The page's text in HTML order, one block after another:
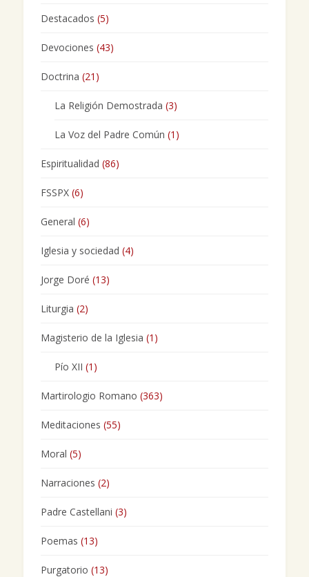
Destacados (5)
Devociones (43)
Doctrina (21)
La Religión Demostrada (3)
La Voz del Padre Común (1)
Espiritualidad (86)
FSSPX(6)
General (6)
Iglesia y sociedad (4)
Jorge Doré (13)
Liturgia (2)
Magisterio de la Iglesia (1)
Pío XII (1)
Martirologio Romano (363)
Meditaciones (55)
Moral (5)
Narraciones (2)
Padre Castellani (3)
Poemas (13)
Purgatorio (13)